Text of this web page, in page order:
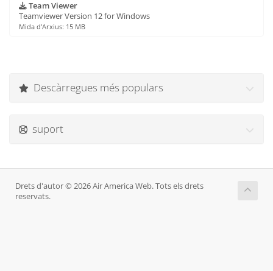
Team Viewer
Teamviewer Version 12 for Windows
Mida d'Arxius: 15 MB
Descàrregues més populars
suport
Drets d'autor © 2026 Air America Web. Tots els drets
reservats.